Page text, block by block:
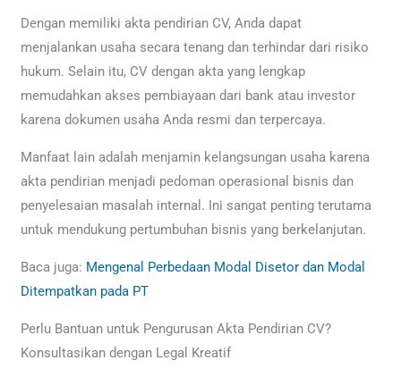
Dengan memiliki akta pendirian CV, Anda dapat
menjalankan usaha secara tenang dan terhindar dari risiko
hukum. Selain itu, CV dengan akta yang lengkap
memudahkan akses pembiayaan dari bank atau investor
karena dokumen usaha Anda resmi dan terpercaya.
Manfaat lain adalah menjamin kelangsungan usaha karena
akta pendirian menjadi pedoman operasional bisnis dan
penyelesaian masalah internal. Ini sangat penting terutama
untuk mendukung pertumbuhan bisnis yang berkelanjutan.
Baca juga: Mengenal Perbedaan Modal Disetor dan Modal
Ditempatkan pada PT
Perlu Bantuan untuk Pengurusan Akta Pendirian CV?
Konsultasikan dengan Legal Kreatif